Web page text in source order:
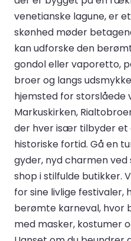
venetianske lagune, er
skønhed møder
kan udforske den
gondol eller vaporetto,
broer og langs
hjemsted for storslåede
Markuskirken,
der hver især tilbyder et
historiske fortid. Gå en
gyder, nyd charmen ved
shop i stilfulde butikker.
for sine livlige festivaler,
berømte karneval, hvor
med masker, kostumer